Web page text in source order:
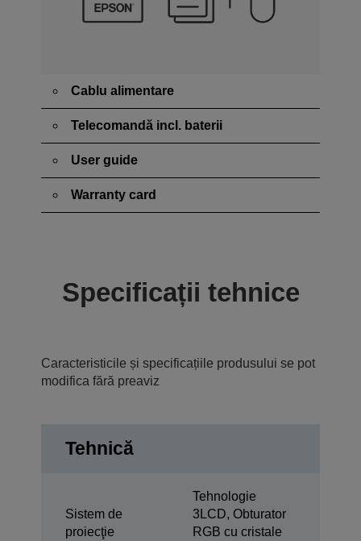
Cablu alimentare
Telecomandă incl. baterii
User guide
Warranty card
Specificații tehnice
Caracteristicile și specificațiile produsului se pot
modifica fără preaviz
Tehnică
Sistem de
proiecţie
Tehnologie
3LCD, Obturator
RGB cu cristale